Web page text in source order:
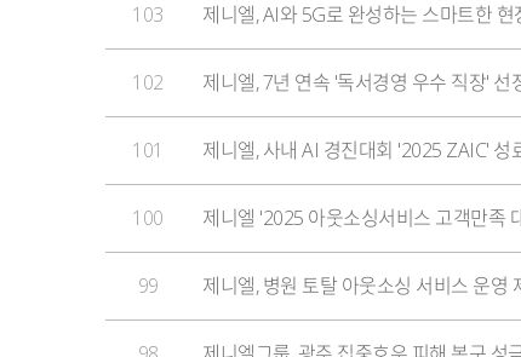
103 제니엘, AI와 5G로 완성하는 스마트한
102 제니엘, 7년 연속 '독서경영 우수 직장' 선
101 제니엘, 사내 AI 경진대회 '2025 ZAIC' 성
100 제니엘 '2025 아웃소싱서비스 고객만족
99 제니엘, 병원 토탈 아웃소싱 서비스 운영